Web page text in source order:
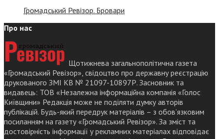
Громадський Ревізор. Бровари
Про нас
Щотижнева загальнополітична газета
«Громадський Ревізор», свідоцтво про державну реєстрацію
друкованого ЗМІ КВ № 21097-10897Р. Засновник та
видавець: ТОВ «Незалежна інформаційна компанія «Голос
Київщини» Редакція може не поділяти думку авторів
публікацій. Будь-який передрук матеріалів – з обов’язковим
посиланням на газету «Громадський Ревізор». За зміст та
достовірність інформації у рекламних матеріалах відповідає